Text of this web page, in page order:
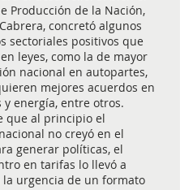
Producción de la Nación,
concretó algunos
sectoriales positivos que
leyes, como la de mayor
nacional en autopartes,
mejores acuerdos en
y energía, entre otros.
que al principio el
no creyó en el
generar políticas, el
en tarifas lo llevó a
la urgencia de un formato